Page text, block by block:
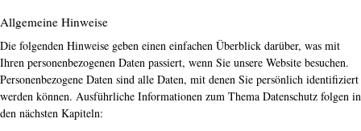
Allgemeine Hinweise
Die folgenden Hinweise geben einen einfachen Überblick darüber, was mit
Ihren personenbezogenen Daten passiert, wenn Sie unsere Website besuchen.
Personenbezogene Daten sind alle Daten, mit denen Sie persönlich identifiziert
werden können. Ausführliche Informationen zum Thema Datenschutz folgen in
den nächsten Kapiteln: